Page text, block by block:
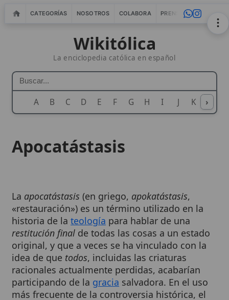
CATEGORÍAS NOSOTROS COLABORA PRENSA WEBMASTERS
Wikitólica
La enciclopedia católica en español
A B C D E F G H I J K L M
›
historia de lateología para hablar de una
restitución finalde todas las cosas a un estado
original, y que a veces se ha vinculado con la
idea de quetodos, incluidas las criaturas
racionales actualmente perdidas, acabarían
participando de lagraciasalvadora. En el uso
más frecuente de la controversia histórica, el
concepto se asoció sobre todo con formas de
pensamiento vinculadas alorigenismo ; por eso,